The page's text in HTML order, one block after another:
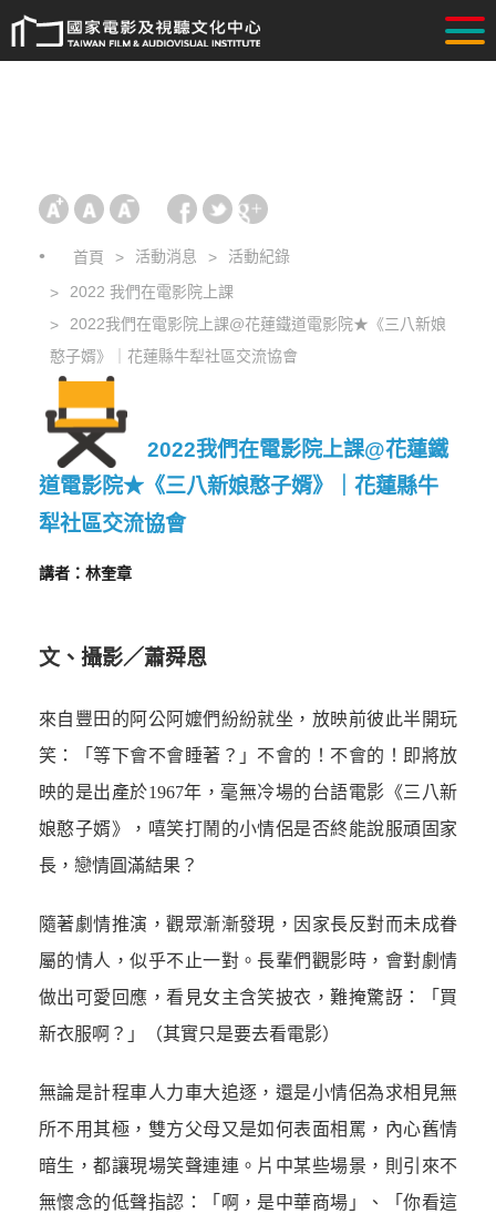
首頁 活動消息
活動紀錄
2022 我們在電影院上課
2022我們在電影院上課@花蓮鐵道電影院★《三八新娘
憨子婿》｜花蓮縣牛犁社區交流協會
2022我們在電影院上課@花蓮鐵
道電影院★《三八新娘憨子婿》｜花蓮縣牛
犁社區交流協會
講者：林奎章
文、攝影／蕭舜恩
來自豐田的阿公阿嬤們紛紛就坐，放映前彼此半開玩
笑：「等下會不會睡著？」不會的！不會的！即將放
映的是出產於1967年，毫無冷場的台語電影《三八新
娘憨子婿》，嘻笑打鬧的小情侶是否終能說服頑固家
長，戀情圓滿結果？
隨著劇情推演，觀眾漸漸發現，因家長反對而未成眷
屬的情人，似乎不止一對。長輩們觀影時，會對劇情
做出可愛回應，看見女主含笑披衣，難掩驚訝：「買
新衣服啊？」（其實只是要去看電影）
無論是計程車人力車大追逐，還是小情侶為求相見無
所不用其極，雙方父母又是如何表面相罵，內心舊情
暗生，都讓現場笑聲連連。片中某些場景，則引來不
無懷念的低聲指認：「啊，是中華商場」、「你看這